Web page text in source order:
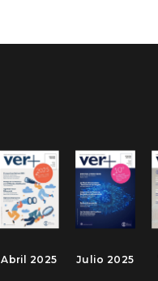
Julio 2025
Abril 2025